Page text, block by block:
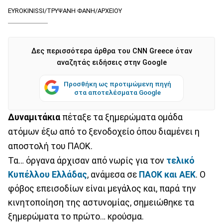
EYROKINISSI/ΤΡΥΨΑΝΗ ΦΑΝΗ/ΑΡΧΕΙΟΥ
Δες περισσότερα άρθρα του CNN Greece όταν
αναζητάς ειδήσεις στην Google
Προσθήκη ως προτιμώμενη πηγή
στα αποτελέσματα Google
Δυναμιτάκια πέταξε τα ξημερώματα ομάδα
ατόμων έξω από το ξενοδοχείο όπου διαμένει η
αποστολή του ΠΑΟΚ.
Τα… όργανα άρχισαν από νωρίς για τον τελικό
Κυπέλλου Ελλάδας, ανάμεσα σε ΠΑΟΚ και ΑΕΚ. Ο
φόβος επεισοδίων είναι μεγάλος και, παρά την
κινητοποίηση της αστυνομίας, σημειώθηκε τα
ξημερώματα το πρώτο… κρούσμα.